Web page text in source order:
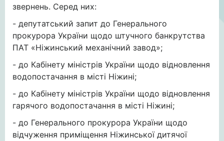
звернень. Серед них:
- депутатський запит до Генерального
прокурора України щодо штучного банкрутства
ПАТ «Ніжинський механічний завод»;
- до Кабінету міністрів України щодо відновлення
водопостачання в місті Ніжині;
- до Кабінету міністрів України щодо відновлення
гарячого водопостачання в місті Ніжині;
- до Генерального прокурора України щодо
відчуження приміщення Ніжинської дитячої